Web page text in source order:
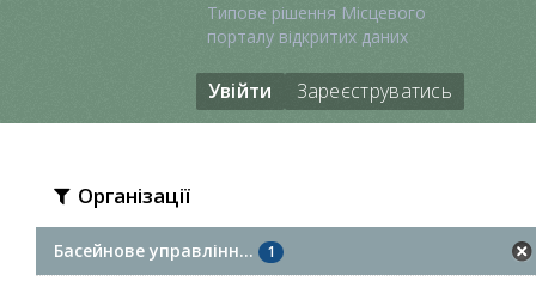
Типове рішення Місцевого
порталу відкритих даних
Увійти Зареєструватись
Організації
Басейнове управлінн... 1